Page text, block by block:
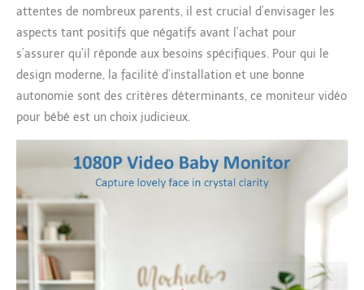
faible ou l'interruption
d'image, chacun
accompagné de sons
d'alerte distincts et de
voyants clignotants
correspondants. Ce
système d'alerte
la sécurité, facilitant
l'identification rapide et
infrarouge intelligente】
Conçue pour maintenir
attentes de nombreux parents, il est crucial d’envisager les
aspects tant positifs que négatifs avant l’achat pour
s’assurer qu’il réponde aux besoins spécifiques. Pour qui le
design moderne, la facilité d’installation et une bonne
autonomie sont des critères déterminants, ce moniteur vidéo
pour bébé est un choix judicieux.